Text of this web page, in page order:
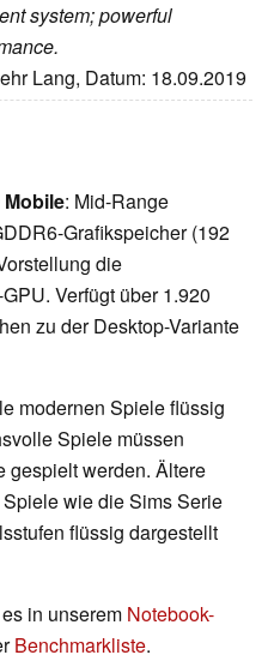
system; powerful
Lang, Datum: 18.09.2019
Mobile: Mid-Range
Grafikspeicher (192
die
Verfügt über 1.920
zu der Desktop-Variante
modernen Spiele flüssig
Spiele müssen
gespielt werden. Ältere
wie die Sims Serie
flüssig dargestellt
in unserem Notebook-
Benchmarkliste.